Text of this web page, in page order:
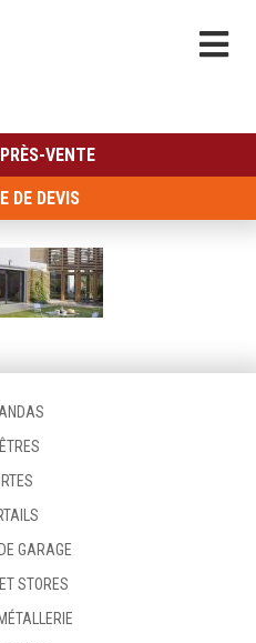
VENTE
DE DEVIS
GARAGE
STORES